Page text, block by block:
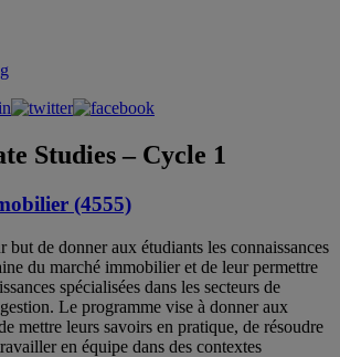
Studies – Cycle 1
(4555)
but de donner aux étudiants les connaissances
du marché immobilier et de leur permettre
spécialisées dans les secteurs de
Le programme vise à donner aux
mettre leurs savoirs en pratique, de résoudre
en équipe dans des contextes